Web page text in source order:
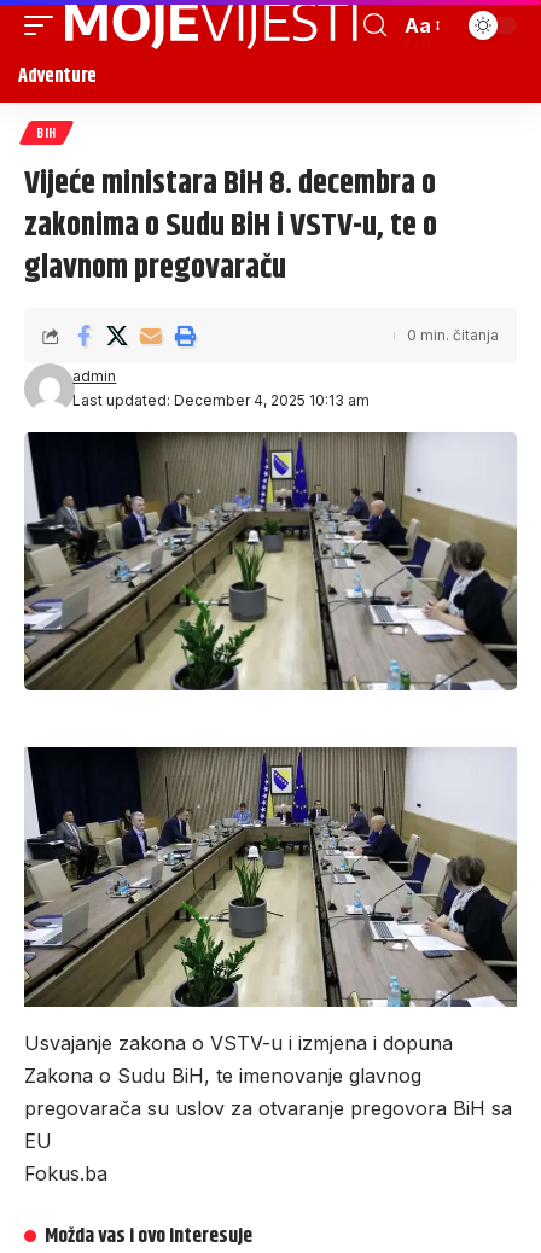
Aa
Adventure
BIH
Vijeće ministara BiH 8. decembra o
zakonima o Sudu BiH i VSTV-u, te o
glavnom pregovaraču
Last updated: December 4, 2025 10:13 am
admin
0 min. čitanja
Usvajanje zakona o VSTV-u i izmjena i dopuna
Zakona o Sudu BiH, te imenovanje glavnog
pregovarača su uslov za otvaranje pregovora BiH sa
EU
Fokus.ba
Možda vas i ovo interesuje